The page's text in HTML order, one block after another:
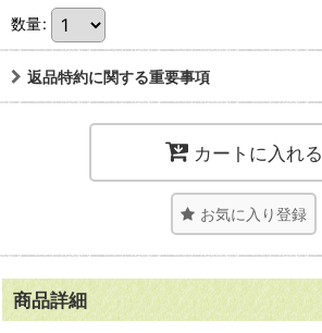
数量:
返品特約に関する重要事項
カートに入れる
お気に入り登録
商品詳細